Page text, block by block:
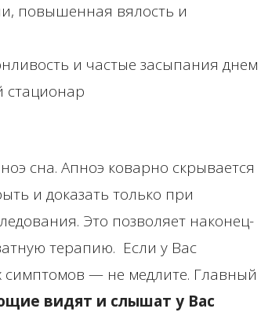
повышенная вялость и
и частые засыпания днем
стационар
сна. Апноэ коварно скрывается
и доказать только при
Это позволяет наконец-
терапию. Если у Вас
симптомов — не медлите. Главный
видят и слышат у Вас